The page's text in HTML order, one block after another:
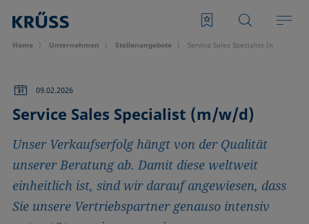
Home Unternehmen Stellen­­­angebote Service Sales Specialist (m/w/d)
09.02.2026
Service Sales Specialist (m/w/d)
Unser Verkaufserfolg hängt von der Qualität
unserer Beratung ab. Damit diese weltweit
einheitlich ist, sind wir darauf angewiesen, dass
Sie unsere Vertriebspartner genauso intensiv